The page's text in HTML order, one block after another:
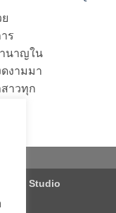
ร
นาญใน
ดงามมา
สาวทุก
Studio